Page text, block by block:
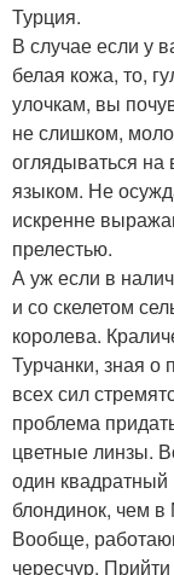
Турция.
В случае если у
белая кожа, то,
улочкам, вы
не слишком,
оглядываться на
языком. Не
искренне
прелестью.
А уж если в
и со скелетом
королева.
Турчанки, зная о
всех сил
проблема
цветные линзы.
один
блондинок, чем в
Вообще,
чересчур.